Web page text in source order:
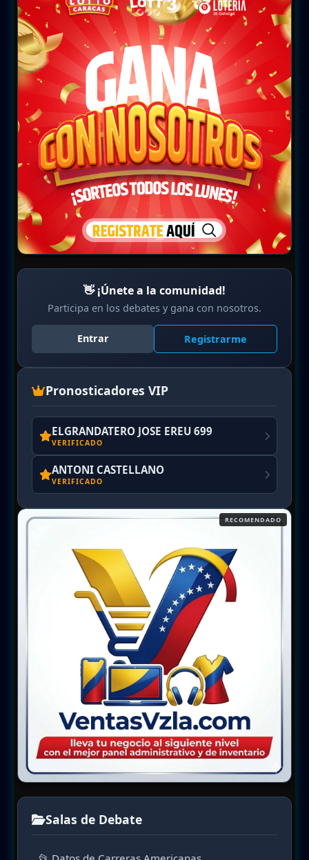
👋 ¡Únete a la comunidad!
Participa en los debates y gana con nosotros.
Entrar Registrarme
Pronosticadores VIP
ELGRANDATERO JOSE EREU 699
VERIFICADO
ANTONI CASTELLANO
VERIFICADO
RECOMENDADO
Salas de Debate